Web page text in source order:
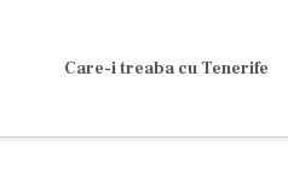
Care-i treaba cu Tenerife